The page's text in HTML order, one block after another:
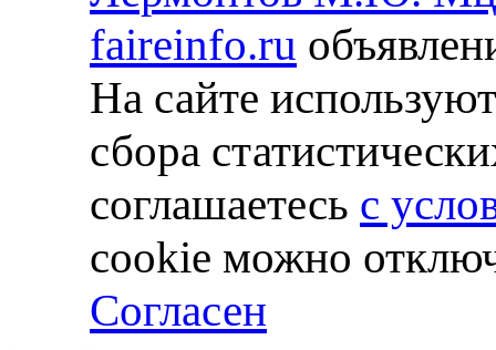
faireinfo.ru
На сайте
сбора
соглашаетесь с
cookie можно
Согласен